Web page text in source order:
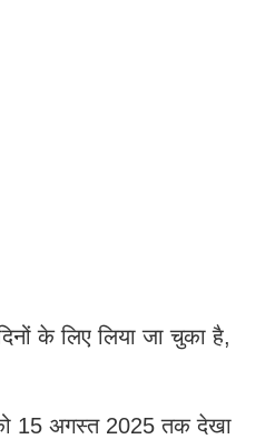
के लिए लिया जा चुका है,
को 15 अगस्त 2025 तक देखा